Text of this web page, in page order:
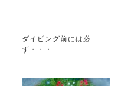
ダイビング前には必
ず・・・